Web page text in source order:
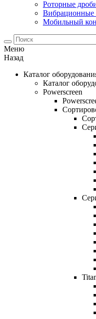
Роторные
Вибрационные
Мобильный
Меню
Назад
Каталог
Каталог
Powerscreen